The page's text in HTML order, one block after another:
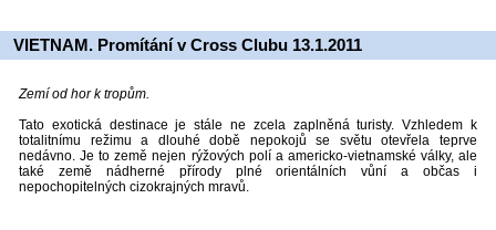
VIETNAM. Promítání v Cross Clubu 13.1.2011
Zemí od hor k tropům.
Tato exotická destinace je stále ne zcela zaplněná turisty. Vzhledem k
totalitnímu režimu a dlouhé době nepokojů se světu otevřela teprve
nedávno. Je to země nejen rýžových polí a americko-vietnamské války, ale
také země nádherné přírody plné orientálních vůní a občas i
nepochopitelných cizokrajných mravů.